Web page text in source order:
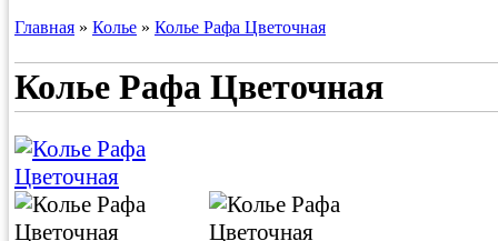
Главная » Колье » Колье Рафа Цветочная
Колье Рафа Цветочная